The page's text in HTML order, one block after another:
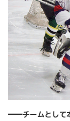
━━チームとして